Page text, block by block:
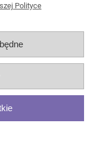
Polityce